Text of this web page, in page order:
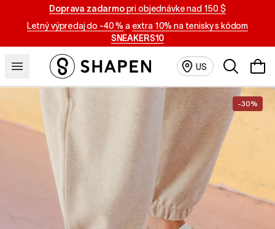
Doprava zadarmopri objednávke nad 150 $
Letný výpredaj do -40 % a extra 10% na tenisky s kódom
SNEAKERS10
US
-30%